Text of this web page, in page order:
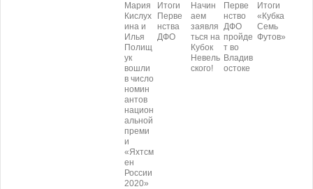
Мария
Кислух
ина и
Илья
Полищ
ук
вошли
в число
номин
антов
национ
альной
преми
и
«Яхтсм
ен
России
2020»
Итоги
Перве
нства
ДФО
Начин
аем
заявля
ться на
Кубок
Невель
ского!
Перве
нство
ДФО
пройде
т во
Владив
остоке
Итоги
«Кубка
Семь
Футов»